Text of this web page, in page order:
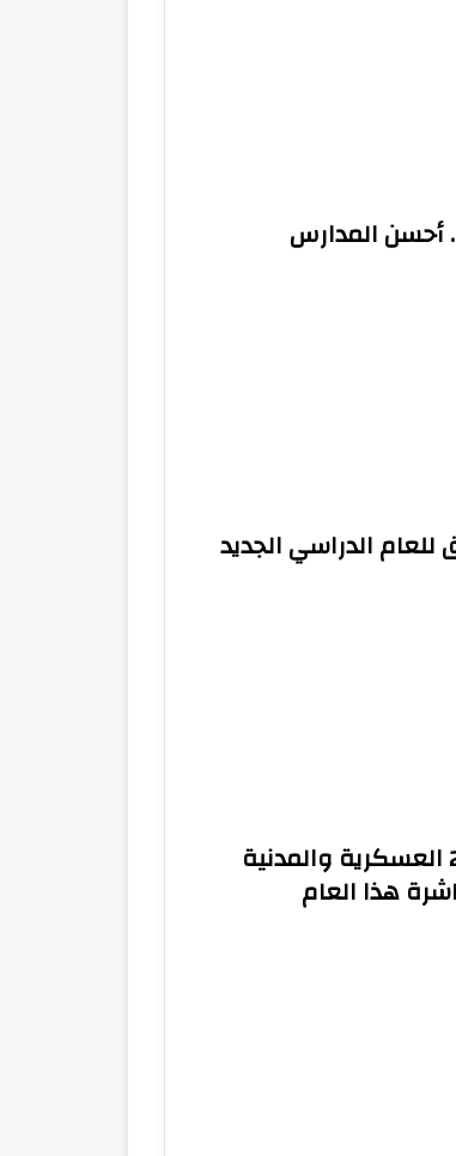
أحسن المدارس
الدراسي الجديد
فرص ذهبية تنسيق مدارس التمريض 2025 العسكرية والمدنية
هذا العام